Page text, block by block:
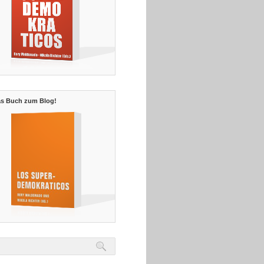
Buch zum Blog!